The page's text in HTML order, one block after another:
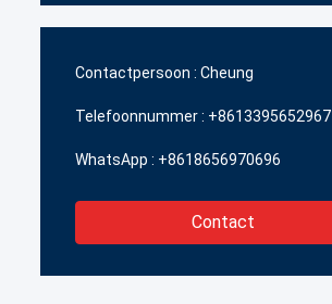
Contactpersoon : Cheung
Telefoonnummer : +8613395652967
WhatsApp : +8618656970696
Contact